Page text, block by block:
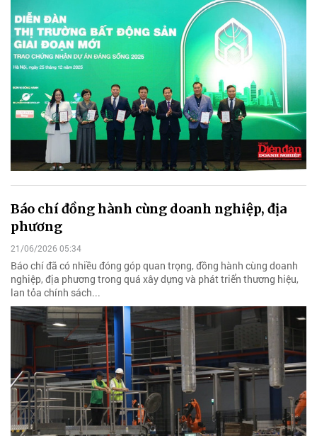
Báo chí đồng hành cùng doanh nghiệp, địa
phương
21/06/2026 05:34
Báo chí đã có nhiều đóng góp quan trọng, đồng hành cùng doanh
nghiệp, địa phương trong quá xây dựng và phát triển thương hiệu,
lan tỏa chính sách...